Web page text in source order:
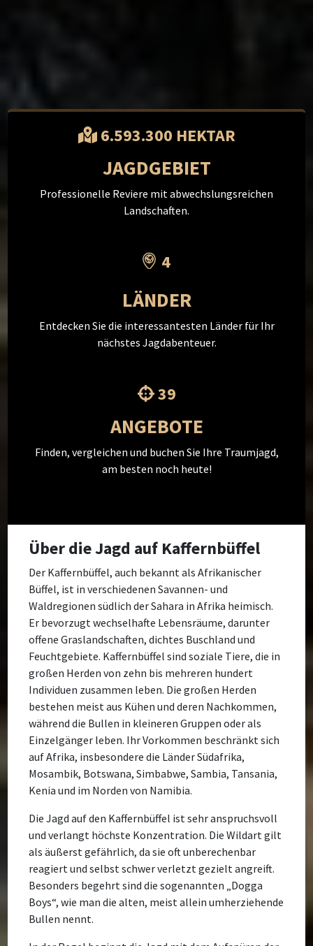
6.593.300 HEKTAR
JAGDGEBIET
Professionelle Reviere mit abwechslungsreichen
Landschaften.
4
LÄNDER
Entdecken Sie die interessantesten Länder für Ihr
nächstes Jagdabenteuer.
39
ANGEBOTE
Finden, vergleichen und buchen Sie Ihre Traumjagd,
am besten noch heute!
Über die Jagd auf Kaffernbüffel
Der Kaffernbüffel, auch bekannt als Afrikanischer
Büffel, ist in verschiedenen Savannen- und
Waldregionen südlich der Sahara in Afrika heimisch.
Er bevorzugt wechselhafte Lebensräume, darunter
offene Graslandschaften, dichtes Buschland und
Feuchtgebiete. Kaffernbüffel sind soziale Tiere, die in
großen Herden von zehn bis mehreren hundert
Individuen zusammen leben. Die großen Herden
bestehen meist aus Kühen und deren Nachkommen,
während die Bullen in kleineren Gruppen oder als
Einzelgänger leben. Ihr Vorkommen beschränkt sich
auf Afrika, insbesondere die Länder Südafrika,
Mosambik, Botswana, Simbabwe, Sambia, Tansania,
Kenia und im Norden von Namibia.
Die Jagd auf den Kaffernbüffel ist sehr anspruchsvoll
und verlangt höchste Konzentration. Die Wildart gilt
als äußerst gefährlich, da sie oft unberechenbar
reagiert und selbst schwer verletzt gezielt angreift.
Besonders begehrt sind die sogenannten „Dogga
Boys“, wie man die alten, meist allein umherziehende
Bullen nennt.